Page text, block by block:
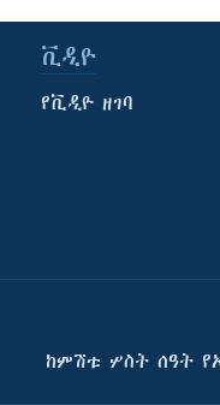
ቪዲዮ
የቪዲዮ ዘገባ
ከምሽቱ ሦስት ሰዓት